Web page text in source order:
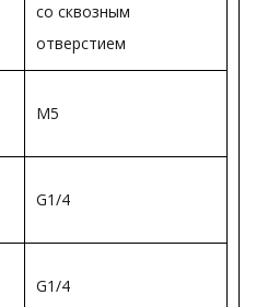
со сквозным
отверстием
M5
G1/4
G1/4